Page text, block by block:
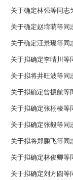
关于确定林强等同志
关于确定赵堉萌等同
关于确定汪景璨等同
关于拟确定李晴川等
关于拟将井旺波等同
关于拟确定曾振航等
关于拟确定张栩棱等
关于拟确定张毅等同
关于拟将郑鹏飞等同
关于拟确定林俊卿等
关于拟确定刘方圆等